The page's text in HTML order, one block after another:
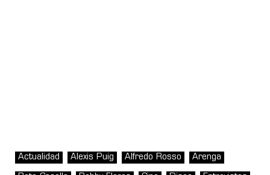
Actualidad Alexis Puig Alfredo Rosso Arenga